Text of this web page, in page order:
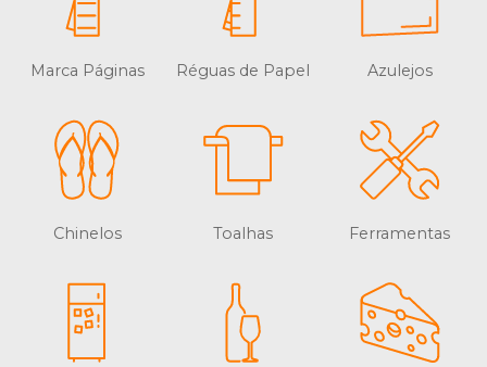
Marca Páginas Réguas de Papel Azulejos
Chinelos Toalhas Ferramentas